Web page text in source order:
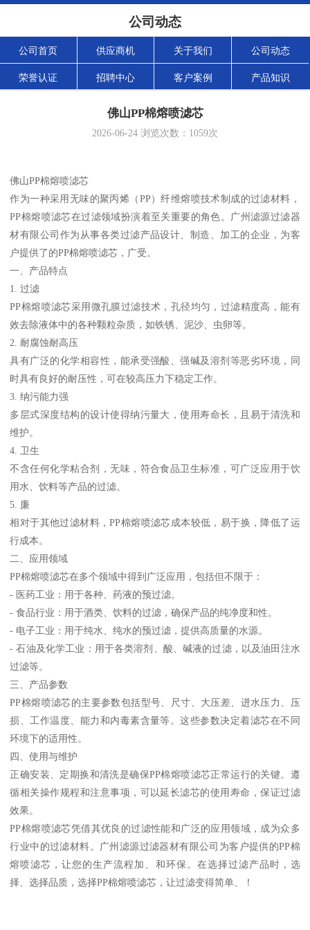
公司动态
公司首页 供应商机 关于我们 公司动态
荣誉认证 招聘中心 客户案例 产品知识
佛山PP棉熔喷滤芯
2026-06-24 浏览次数： 1059次
佛山PP棉熔喷滤芯
作为一种采用无味的聚丙烯（PP）纤维熔喷技术制成的过滤材料，
PP棉熔喷滤芯在过滤领域扮演着至关重要的角色。广州滤源过滤器
材有限公司作为从事各类过滤产品设计、制造、加工的企业，为客
户提供了的PP棉熔喷滤芯，广受。
一、产品特点
1. 过滤
PP棉熔喷滤芯采用微孔膜过滤技术，孔径均匀，过滤精度高，能有
效去除液体中的各种颗粒杂质，如铁锈、泥沙、虫卵等。
2. 耐腐蚀耐高压
具有广泛的化学相容性，能承受强酸、强碱及溶剂等恶劣环境，同
时具有良好的耐压性，可在较高压力下稳定工作。
3. 纳污能力强
多层式深度结构的设计使得纳污量大，使用寿命长，且易于清洗和
维护。
4. 卫生
不含任何化学粘合剂，无味，符合食品卫生标准，可广泛应用于饮
用水、饮料等产品的过滤。
5. 廉
相对于其他过滤材料，PP棉熔喷滤芯成本较低，易于换，降低了运
行成本。
二、应用领域
PP棉熔喷滤芯在多个领域中得到广泛应用，包括但不限于：
- 医药工业：用于各种、药液的预过滤。
- 食品行业：用于酒类、饮料的过滤，确保产品的纯净度和性。
- 电子工业：用于纯水、纯水的预过滤，提供高质量的水源。
- 石油及化学工业：用于各类溶剂、酸、碱液的过滤，以及油田注水
过滤等。
三、产品参数
PP棉熔喷滤芯的主要参数包括型号、尺寸、大压差、进水压力、压
损、工作温度、能力和内毒素含量等。这些参数决定着滤芯在不同
环境下的适用性。
四、使用与维护
正确安装、定期换和清洗是确保PP棉熔喷滤芯正常运行的关键。遵
循相关操作规程和注意事项，可以延长滤芯的使用寿命，保证过滤
效果。
PP棉熔喷滤芯凭借其优良的过滤性能和广泛的应用领域，成为众多
行业中的过滤材料。广州滤源过滤器材有限公司为客户提供的PP棉
熔喷滤芯，让您的生产流程加、和环保。在选择过滤产品时，选
择、选择品质，选择PP棉熔喷滤芯，让过滤变得简单、！